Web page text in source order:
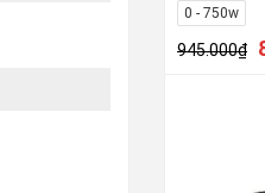
0 - 750w
945.000₫